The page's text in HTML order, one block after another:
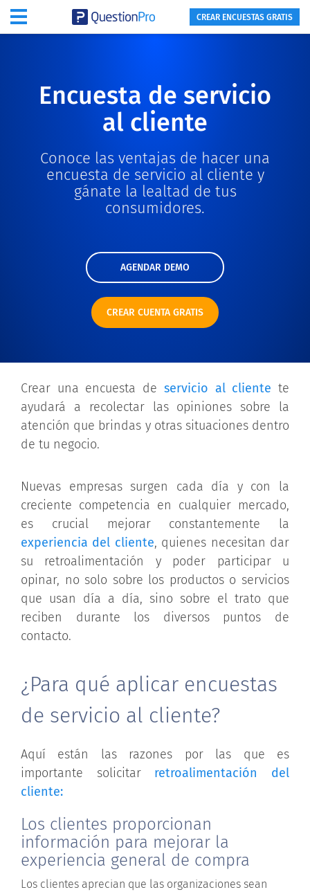
CREAR ENCUESTAS GRATIS
Encuesta de servicio
al cliente
Conoce las ventajas de hacer una
encuesta de servicio al cliente y
gánate la lealtad de tus
consumidores.
AGENDAR DEMO
CREAR CUENTA GRATIS
Crear una encuesta de servicio al cliente te
ayudará a recolectar las opiniones sobre la
atención que brindas y otras situaciones dentro
de tu negocio.
Nuevas empresas surgen cada día y con la
creciente competencia en cualquier mercado,
es crucial mejorar constantemente la
experiencia del cliente, quienes necesitan dar
su retroalimentación y poder participar u
opinar, no solo sobre los productos o servicios
que usan día a día, sino sobre el trato que
reciben durante los diversos puntos de
contacto.
¿Para qué aplicar encuestas
de servicio al cliente?
Aquí están las razones por las que es
importante solicitar retroalimentación del
cliente:
Los clientes proporcionan
información para mejorar la
experiencia general de compra
Los clientes aprecian que las organizaciones sean